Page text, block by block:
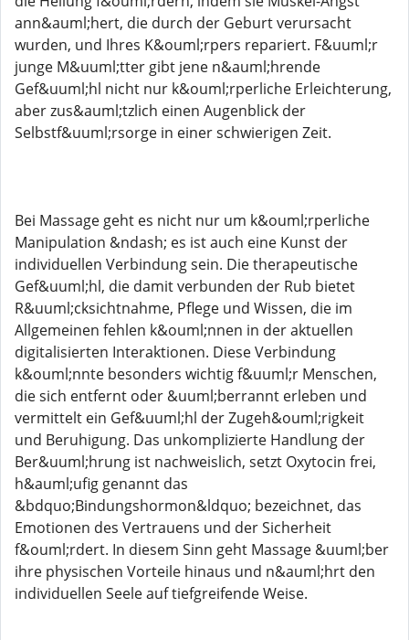
ann&auml;hert, die durch der Geburt verursacht
wurden, und Ihres K&ouml;rpers repariert. F&uuml;r
junge M&uuml;tter gibt jene n&auml;hrende
Gef&uuml;hl nicht nur k&ouml;rperliche Erleichterung,
aber zus&auml;tzlich einen Augenblick der
Selbstf&uuml;rsorge in einer schwierigen Zeit.
Bei Massage geht es nicht nur um k&ouml;rperliche
Manipulation &ndash; es ist auch eine Kunst der
individuellen Verbindung sein. Die therapeutische
Gef&uuml;hl, die damit verbunden der Rub bietet
R&uuml;cksichtnahme, Pflege und Wissen, die im
Allgemeinen fehlen k&ouml;nnen in der aktuellen
digitalisierten Interaktionen. Diese Verbindung
k&ouml;nnte besonders wichtig f&uuml;r Menschen,
die sich entfernt oder &uuml;berrannt erleben und
vermittelt ein Gef&uuml;hl der Zugeh&ouml;rigkeit
und Beruhigung. Das unkomplizierte Handlung der
Ber&uuml;hrung ist nachweislich, setzt Oxytocin frei,
h&auml;ufig genannt das
&bdquo;Bindungshormon&ldquo; bezeichnet, das
Emotionen des Vertrauens und der Sicherheit
f&ouml;rdert. In diesem Sinn geht Massage &uuml;ber
ihre physischen Vorteile hinaus und n&auml;hrt den
individuellen Seele auf tiefgreifende Weise.